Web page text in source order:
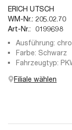
ERICH UTSCH
WM-Nr.: 205.02.70
Art-Nr.:
0199698
Ausführung:
Farbe: Schwarz
Fahrzeugtyp:
Filiale wählen